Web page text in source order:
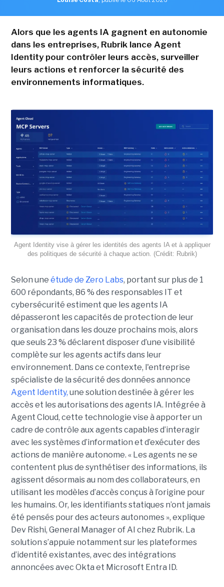
Alors que les agents IA gagnent en autonomie
dans les entreprises, Rubrik lance Agent
Identity pour contrôler leurs accès, surveiller
leurs actions et renforcer la sécurité des
environnements informatiques.
Agent Identity vise à gérer les identités des agents IA et à appliquer
des politiques de sécurité à chaque action. (Crédit: Rubrik)
Selon une étude de Zero Labs, portant sur plus de 1
600 répondants, 86 % des responsables IT et
cybersécurité estiment que les agents IA
dépasseront les capacités de protection de leur
organisation dans les douze prochains mois, alors
que seuls 23 % déclarent disposer d’une visibilité
complète sur les agents actifs dans leur
environnement. Dans ce contexte, l'entreprise
spécialiste de la sécurité des données annonce
Agent Identity, une solution destinée à gérer les
accès et les autorisations des agents IA. Intégrée à
Agent Cloud, cette technologie vise à apporter un
cadre de contrôle aux agents capables d’interagir
avec les systèmes d’information et d’exécuter des
actions de manière autonome. « Les agents ne se
contentent plus de synthétiser des informations, ils
agissent désormais au nom des collaborateurs, en
utilisant les modèles d’accès conçus à l’origine pour
les humains. Or, les identifiants statiques n’ont jamais
été pensés pour des acteurs autonomes », explique
Dev Rishi, General Manager of AI chez Rubrik. La
solution s’appuie notamment sur les plateformes
d’identité existantes, avec des intégrations
annoncées avec Okta et Microsoft Entra ID.